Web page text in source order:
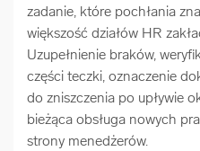
zadanie, które pochłania
większość działów HR
Uzupełnienie braków,
części teczki, oznaczenie
do zniszczenia po upływie
bieżąca obsługa nowych
strony menedżerów.